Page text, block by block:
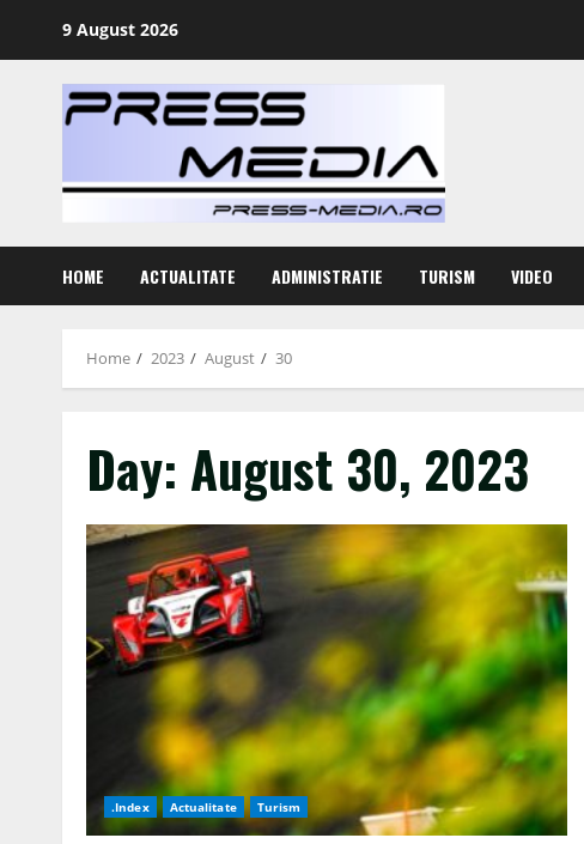
9 August 2026
HOME ACTUALITATE ADMINISTRATIE TURISM VIDEO
Home 2023 August 30
Day: August 30, 2023
.Index Actualitate Turism